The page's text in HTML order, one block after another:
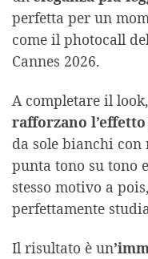
perfetta per un
come il photocall
Cannes 2026.
A completare il look,
rafforzano
da sole bianchi con
punta tono su tono
stesso motivo a
perfettamente
Il risultato è un